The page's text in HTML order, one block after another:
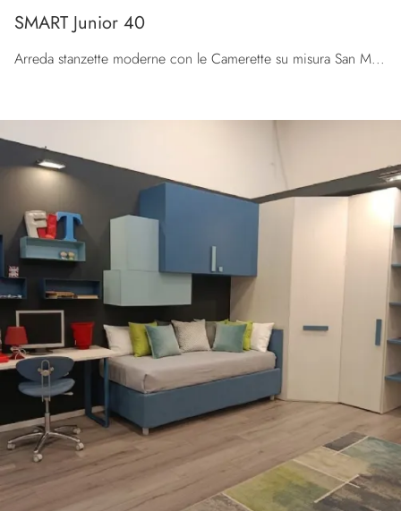
SMART Junior 40
Arreda stanzette moderne con le Camerette su misura San Martino Mobili! Il modello SMART Junior 40 in melaminico è per ragazzi.